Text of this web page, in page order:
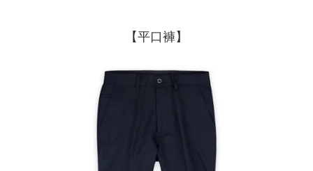
【平口褲】